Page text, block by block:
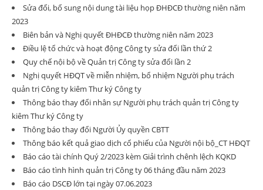
Sửa đổi, bổ sung nội dung tài liệu họp ĐHĐCĐ thường niên năm
2023
Biên bản và Nghị quyết ĐHĐCĐ thường niên năm 2023
Điều lệ tổ chức và hoạt động Công ty sửa đổi lần thứ 2
Quy chế nội bộ về Quản trị Công ty sửa đổi lần 2
Nghị quyết HĐQT về miễn nhiệm, bổ nhiệm Người phụ trách
quản trị Công ty kiêm Thư ký Công ty
Thông báo thay đổi nhân sự Người phụ trách quản trị Công ty
kiêm Thư ký Công ty
Thông báo thay đổi Người Ủy quyền CBTT
Thông báo kết quả giao dịch cổ phiếu của Người nội bộ_CT HĐQT
Báo cáo tài chính Quý 2/2023 kèm Giải trình chênh lệch KQKD
Báo cáo tình hình quản trị Công ty 06 tháng đầu năm 2023
Báo cáo DSCĐ lớn tại ngày 07.06.2023